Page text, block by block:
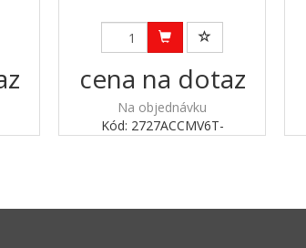
cena na dotaz
Na objednávku
Kód: 2727ACCMV6T-